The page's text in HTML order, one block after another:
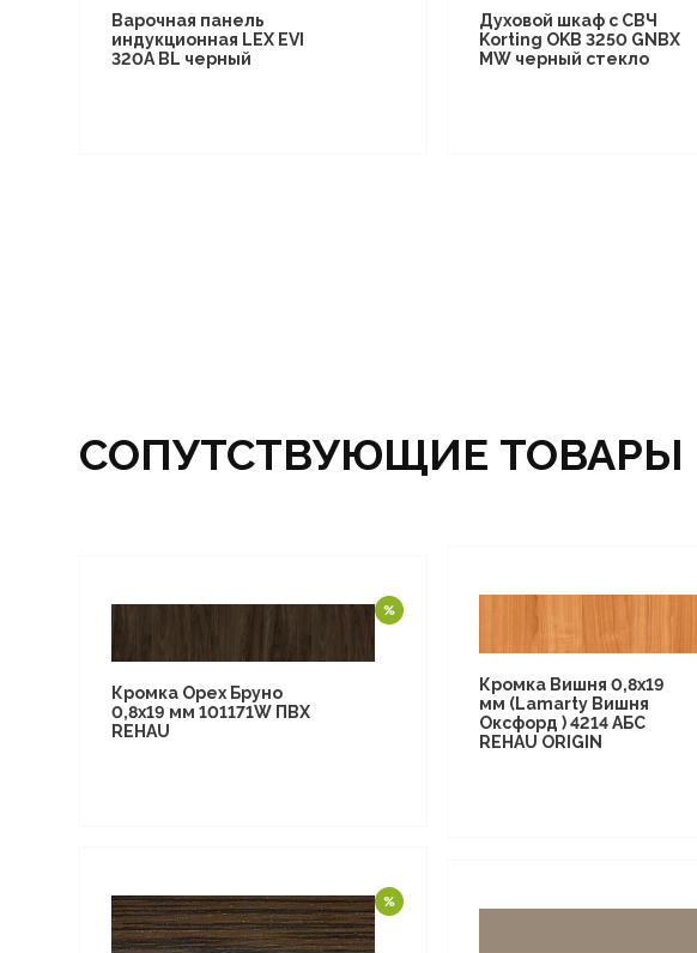
Варочная панель
индукционная LEX EVI
320A BL черный
Духовой шкаф с СВЧ
Korting OKB 3250 GNBX
MW черный стекло
СОПУТСТВУЮЩИЕ ТОВАРЫ
Кромка Орех Бруно
0,8х19 мм 101171W ПВХ
REHAU
Кромка Вишня 0,8х19
мм (Lamarty Вишня
Оксфорд ) 4214 АБС
REHAU ORIGIN